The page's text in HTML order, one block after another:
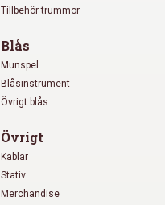
Tillbehör trummor
Blås
Munspel
Blåsinstrument
Övrigt blås
Övrigt
Kablar
Stativ
Merchandise